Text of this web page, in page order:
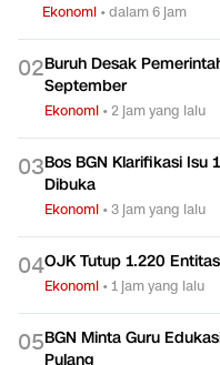
Ekonomi •dalam 6 jam
02Buruh Desak
September
Ekonomi •2 jam yang lalu
03Bos BGN Klarifikasi Isu
Dibuka
Ekonomi •3 jam yang lalu
04OJK Tutup 1.220
Ekonomi •1 jam yang lalu
05BGN Minta Guru
Pulang